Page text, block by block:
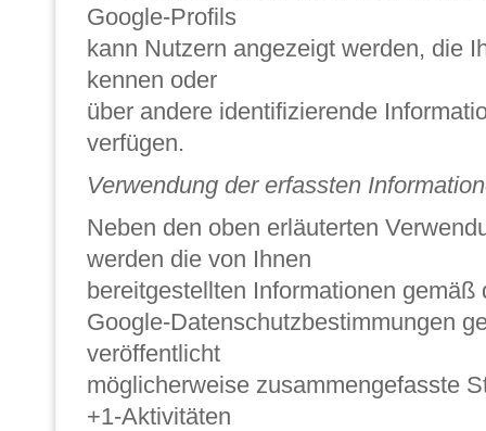
Google-Profils
kann Nutzern angezeigt werden, die
kennen oder
über andere identifizierende
verfügen.
Verwendung der erfassten
Neben den oben erläuterten
werden die von Ihnen
bereitgestellten Informationen gemäß
Google-Datenschutzbestimmungen
veröffentlicht
möglicherweise zusammengefasste
+1-Aktivitäten